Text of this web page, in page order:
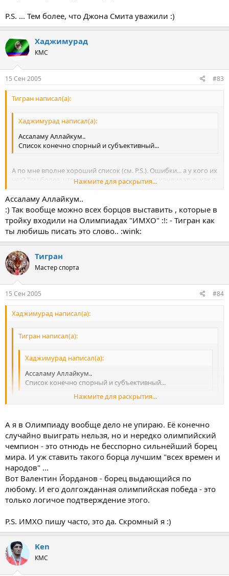
P.S. ... Тем более, что Джона Смита уважили :)
Хаджимурад
КМС
15 Сен 2005 #83
Тигран написал(а):
Хаджимурад написал(а):
Ассаламу Аллайкум..
Список конечно спорный и субъективный...
Нажмите для раскрытия...
А по мне вполне хороший список (см. P.S.). Ошибки... а у кого их
нет? Тем более, что многих из предлагаемых кандидатур, как я
Я субъективно поставил бы только Валентина Йорданова в 52
кг. на первое место. Сколько лет человек высший класс
демонстрировал. А ведь стабильность - признак мастерства.
ИМХО и величия. Уж его-то схваток я много пересмотрел.
Еще, я ОЧЕНЬ люблю борьбу Адама Сайтиева. Но ведь он не
так долго царствовал и такого превосходства, как старший
брат, не демонстрировал.
P.S. ... Тем более, что Джона Смита уважили :)
Нажмите для раскрытия...
Ассаламу Аллайкум..
:) Так вообще можно всех борцов выставить , которые в
тройку входили на Олимпиадах "ИМХО" :!: - Тигран как
ты любишь писать это слово.. :wink:
Тигран
Мастер спорта
15 Сен 2005 #84
Хаджимурад написал(а):
Тигран написал(а):
Хаджимурад написал(а):
Ассаламу Аллайкум..
Список конечно спорный и субъективный...
Нажмите для раскрытия...
кандидатур, как я себе представляю, никто своими глазами
не видел :)
Я субъективно поставил бы только Валентина Йорданова в
52 кг. на первое место. Сколько лет человек высший класс
демонстрировал. А ведь стабильность - признак
мастерства. ИМХО и величия. Уж его-то схваток я много
пересмотрел.
Еще, я ОЧЕНЬ люблю борьбу Адама Сайтиева. Но ведь он
не так долго царствовал и такого превосходства, как
P.S. ... Тем более, что Джона Смита уважили :)
Ассаламу Аллайкум..
:) Так вообще можно всех борцов выставить , которые в тройку
входили на Олимпиадах "ИМХО" :!: - Тигран как ты любишь
писать это слово.. :wink:
Нажмите для раскрытия...
А я в Олимпиаду вообще дело не упираю. Её конечно
случайно выиграть нельзя, но и нередко олимпийский
чемпион - это отнюдь не бесспорно сильнейший борец
мира. И уж ставить такого борца лучшим "всех времен и
народов" ...
Вот Валентин Йорданов - борец выдающийся по
любому. И его долгожданная олимпийская победа - это
только логичое подтверждение этого.
P.S. ИМХО пишу часто, это да. Скромный я :)
Ken
КМС